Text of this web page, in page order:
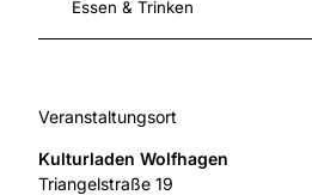
Essen & Trinken
Veranstaltungsort
Kulturladen Wolfhagen
Triangelstraße 19